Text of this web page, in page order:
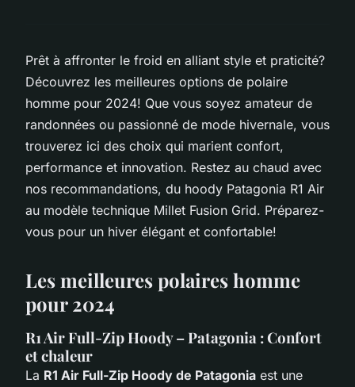
Prêt à affronter le froid en alliant style et praticité?
Découvrez les meilleures options de polaire
homme pour 2024! Que vous soyez amateur de
randonnées ou passionné de mode hivernale, vous
trouverez ici des choix qui marient confort,
performance et innovation. Restez au chaud avec
nos recommandations, du hoody Patagonia R1 Air
au modèle technique Millet Fusion Grid. Préparez-
vous pour un hiver élégant et confortable!
Les meilleures polaires homme
pour 2024
R1 Air Full-Zip Hoody – Patagonia : Confort
et chaleur
La R1 Air Full-Zip Hoody de Patagonia est une